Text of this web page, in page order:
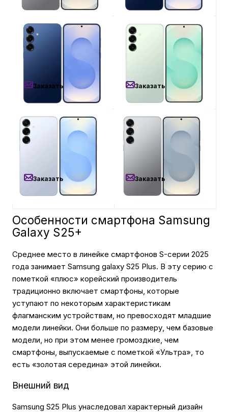
Автомобильные аксессуары
Сервисный центр Apple в Самаре
Подарочные сертификаты
Аудио
68 500
Samsung Galaxy S25+
(2025) 12/512Gb Navy,
Заказать
68 800
Samsung Galaxy S25+
Заказать
69 100
Samsung Galaxy S25+
(2025) 12/512Gb Icy Blue,
Заказать
83 100
Samsung Galaxy S25+
(2025) 12/512Gb Silver
Заказать
Особенности смартфона Samsung
Galaxy S25+
Среднее место в линейке смартфонов S-серии 2025
года занимает Samsung galaxy S25 Plus. В эту серию с
пометкой «плюс» корейский производитель
традиционно включает смартфоны, которые
уступают по некоторым характеристикам
флагманским устройствам, но превосходят младшие
модели линейки. Они больше по размеру, чем базовые
модели, но при этом менее громоздкие, чем
смартфоны, выпускаемые с пометкой «Ультра», то
есть «золотая середина» этой линейки.
Внешний вид
Samsung S25 Plus унаследовал характерный дизайн